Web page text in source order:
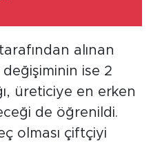
alınan
ise 2
üreticiye en erken
de öğrenildi.
olması çiftçiyi